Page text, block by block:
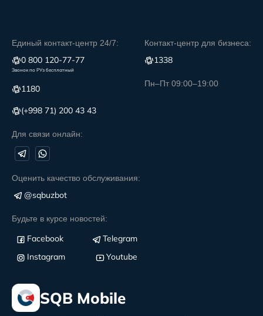
Единый контакт-центр 24/7:
0 800 120-77-77
Звонок по РУз бесплатный
1180
(+998 71) 200 43 43
Для связи онлайн:
Контакт-центр для бизнеса:
1338
Пн–Пт 09:00–19:00
Оценить качество обслуживания:
@sqbuzbot
Будьте в курсе новостей:
Facebook
Telegram
Instagram
Youtube
SQB Mobile